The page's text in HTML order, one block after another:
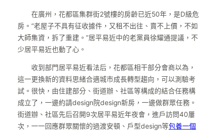
在廣州，花都區集群街2號樓的房齡已近50年，是D級危
房。“老屋子不具有征收據件，又租不出往、賣不上價，不如
大師集資，拆了重建。”居平易近中的老黨員徐耀通提議，不
少居平易近也動了心。
收到部門居平易近看法后，花都區相干部分會商以為，
這一更換新的資料思緒合適城市成長轉型趨向，可以測驗考
試。很快，由住建部分、街道辦、社區等構成的結合任務構
成立了，一邊約請design院design新房，一邊做群眾任務。
街道辦、社區先后召開9次居平易近年夜會，進戶訪問40屢
次，一一回應群眾關懷的過渡安頓、戶型design等包養一個